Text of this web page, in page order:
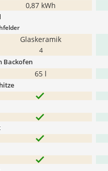
0,87 kWh
Glaskeramik
4
Backofen
65 l